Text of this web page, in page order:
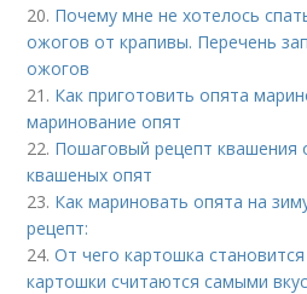
20. Почему мне не хотелось
ожогов от крапивы. Перечень
ожогов
21. Как приготовить опята
маринование опят
22. Пошаговый рецепт квашения
квашеных опят
23. Как мариновать опята на
рецепт:
24.От чего картошка
картошки считаются самыми